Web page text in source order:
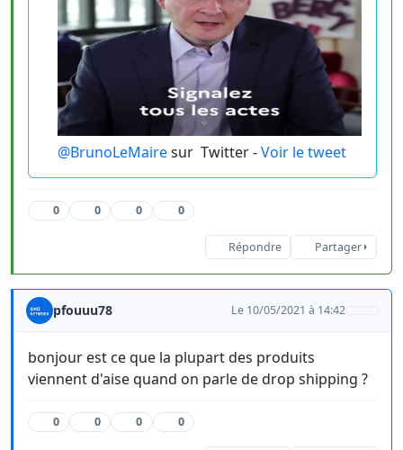
@BrunoLeMairesur Twitter -Voir le tweet
0 0 0 0
Répondre Partager
pfouuu78 Le 10/05/2021 à 14:42
bonjour est ce que la plupart des produits
viennent d'aise quand on parle de drop shipping ?
0 0 0 0